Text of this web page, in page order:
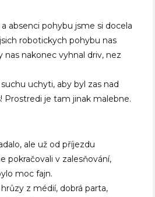
absenci pohybu jsme si docela
robotickych pohybu nas
nas nakonec vyhnal driv, nez
uchyti, aby byl zas nad
Prostredi je tam jinak malebne.
ale už od příjezdu
pokračovali v zalesňování,
moc fajn.
z médií, dobrá parta,